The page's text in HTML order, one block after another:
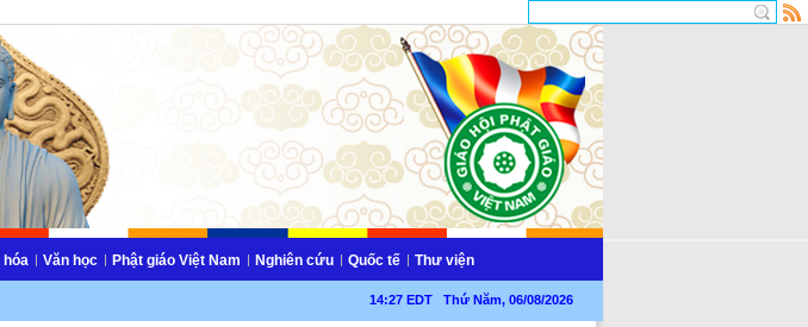
hóa Văn học Phật giáo Việt Nam Nghiên cứu Quốc tế Thư viện
14:27 EDT Thứ Năm, 06/08/2026